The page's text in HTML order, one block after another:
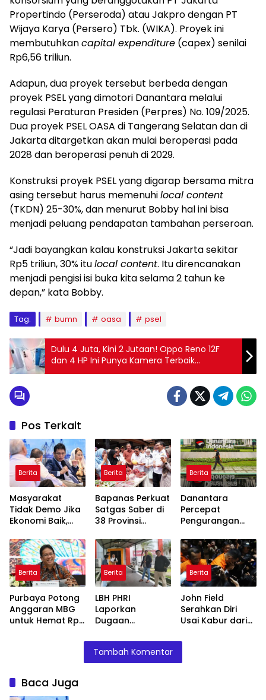
Propertindo (Perseroda) atau Jakpro dengan PT
Wijaya Karya (Persero) Tbk. (WIKA). Proyek ini
membutuhkancapital expenditure (capex) senilai
Rp6,56 triliun.
Adapun, dua proyek tersebut berbeda dengan
proyek PSEL yang dimotori Danantara melalui
regulasi Peraturan Presiden (Perpres) No. 109/2025.
Dua proyek PSEL OASA di Tangerang Selatan dan di
Jakarta ditargetkan akan mulai beroperasi pada
2028 dan beroperasi penuh di 2029.
Konstruksi proyek PSEL yang digarap bersama mitra
asing tersebut harus memenuhilocal content
(TKDN) 25-30%, dan menurut Bobby hal ini bisa
menjadi peluang pendapatan tambahan perseroan.
“Jadi bayangkan kalau konstruksi Jakarta sekitar
Rp5 triliun, 30% itulocal content. Itu direncanakan
menjadi pengisi isi buka kita selama 2 tahun ke
depan,” kata Bobby.
Tag: bumn oasa psel
Dulu 4 Juta, Kini 2 Jutaan! Oppo Reno 12F
dan 4 HP Ini Punya Kamera Terbaik
Desember 2025
Pos Terkait
Berita
Masyarakat
Tidak Demo Jika
Ekonomi Baik,
Terjadi Sekarang!
Berita
Bapanas Perkuat
Satgas Saber di
38 Provinsi
Berita
Danantara
Percepat
Pengurangan
Belasan Anak
Usaha TLKM dan
SMGR
Berita
Purbaya Potong
Anggaran MBG
untuk Hemat Rp
Berita
LBH PHRI
Laporkan
Dugaan
Doris Sylvanus
Janjikan
Investigasi
Berita
John Field
Serahkan Diri
Usai Kabur dari
Cukai
Tambah Komentar
Baca Juga